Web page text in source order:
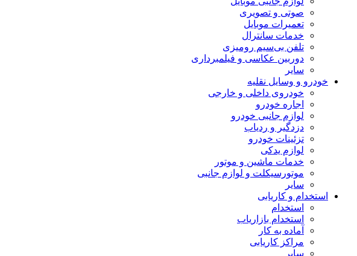
صوتی و تصویری
تعمیرات موبایل
خدمات سانترال
تلفن بی‌سیم رومیزی
دوربین عکاسی و فیلمبرداری
سایر
خودرو و وسایل نقلیه
خودروی داخلی و خارجی
اجاره خودرو
لوازم جانبی خودرو
دزدگیر و ردیاب
تزئینات خودرو
لوازم یدکی
خدمات ماشین و موتور
موتورسیکلت و لوازم جانبی
سایر
استخدام و کاریابی
استخدام
استخدام بازاریاب
آماده به کار
مراکز کاریابی
سایر